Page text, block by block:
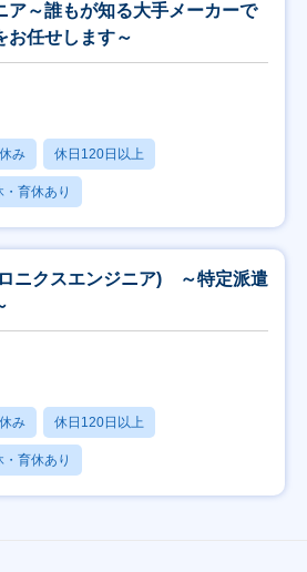
ア～誰もが知る大手メーカーで
お任せします～
み 休日120日以上
・育休あり
ニクスエンジニア) ～特定派遣
み 休日120日以上
・育休あり